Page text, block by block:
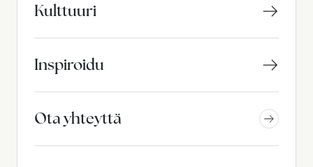
Kulttuuri
Inspiroidu
Ota yhteyttä